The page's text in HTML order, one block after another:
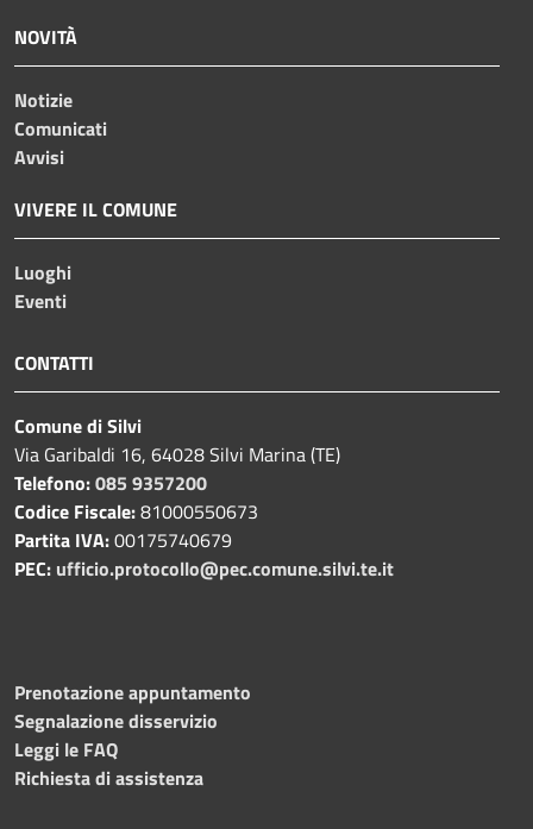
NOVITÀ
Notizie
Comunicati
Avvisi
VIVERE IL COMUNE
Luoghi
Eventi
CONTATTI
Comune di Silvi
Via Garibaldi 16, 64028 Silvi Marina (TE)
Telefono:085 9357200
Codice Fiscale:81000550673
Partita IVA:00175740679
PEC: ufficio.protocollo@pec.comune.silvi.te.it
Prenotazione appuntamento
Segnalazione disservizio
Leggi le FAQ
Richiesta di assistenza